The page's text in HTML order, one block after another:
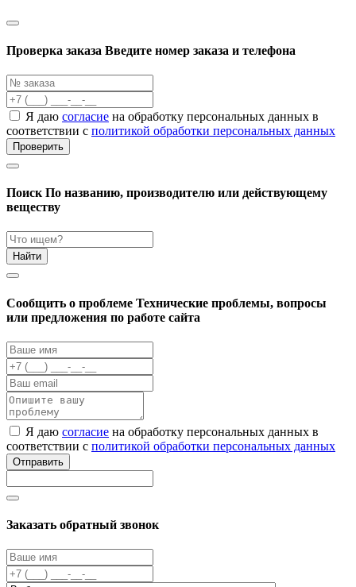
Проверка заказа Введите номер заказа и телефона
Я даю согласие на обработку персональных данных в
соответствии с политикой обработки персональных данных
Проверить
Поиск По названию, производителю или действующему
веществу
Найти
Cообщить о проблеме Технические проблемы, вопросы
или предложения по работе сайта
Я даю согласие на обработку персональных данных в
соответствии с политикой обработки персональных данных
Отправить
Заказать обратный звонок